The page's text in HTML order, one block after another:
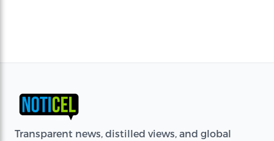
Transparent news, distilled views, and global